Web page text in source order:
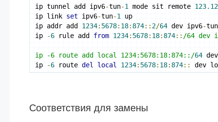
ip tunnel add ipv6-tun-1 mode sit remote
ip link set ipv6-tun-1
up
ip addr add 1234: 5678: 18: 874:: 2/64 dev ipv6-tun
ip
-6 rule add from 1234: 5678: 18: 874:: /64 dev
ip -6 route add local 1234:5678:18:874::/64
ip
-6 route del local 1234: 5678: 18: 874:: dev lo
Соответствия для замены